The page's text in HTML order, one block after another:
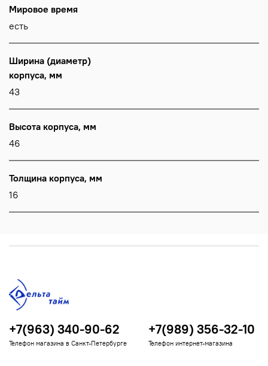
Мировое время
есть
Ширина (диаметр)
корпуса, мм
43
Высота корпуса, мм
46
Толщина корпуса, мм
16
+7(963) 340-90-62
Телефон магазина в Санкт-Петербурге
+7(989) 356-32-10
Телефон интернет-магазина